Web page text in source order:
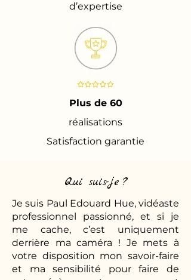
d’expertise
Plus de 60
réalisations
Satisfaction garantie
Qui suis-je ?
Je suis Paul Edouard Hue, vidéaste
professionnel passionné, et si je
me cache, c’est uniquement
derrière ma caméra ! Je mets à
votre disposition mon savoir-faire
et ma sensibilité pour faire de